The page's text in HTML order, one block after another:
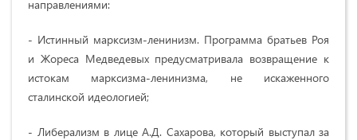
направлениями:
- Истинный марксизм-ленинизм. Программа братьев Роя
и Жореса Медведевых предусматривала возвращение к
истокам марксизма-ленинизма, не искаженного
сталинской идеологией;
- Либерализм в лице А.Д. Сахарова, который выступал за